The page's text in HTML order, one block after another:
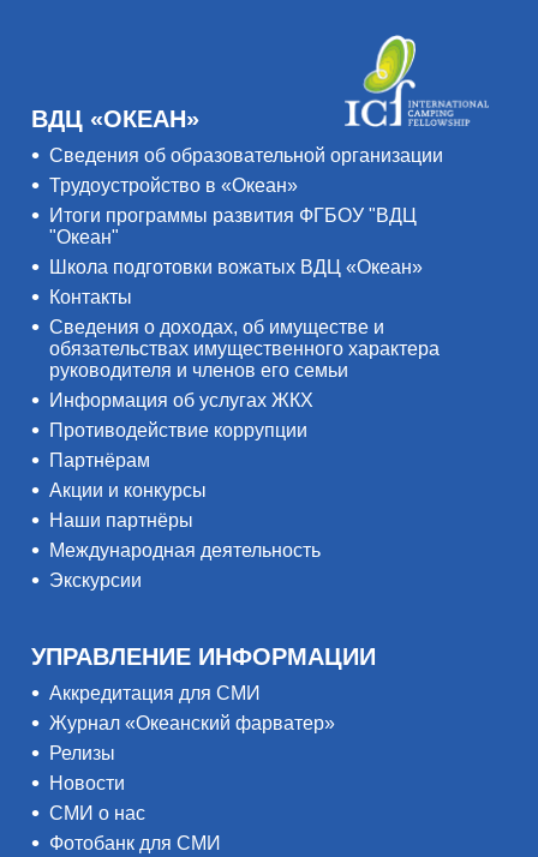
ВДЦ «ОКЕАН»
Сведения об образовательной организации
Трудоустройство в «Океан»
Итоги программы развития ФГБОУ "ВДЦ
"Океан"
Школа подготовки вожатых ВДЦ «Океан»
Контакты
Сведения о доходах, об имуществе и
обязательствах имущественного характера
руководителя и членов его семьи
Информация об услугах ЖКХ
Противодействие коррупции
Партнёрам
Акции и конкурсы
Наши партнёры
Международная деятельность
Экскурсии
УПРАВЛЕНИЕ ИНФОРМАЦИИ
Аккредитация для СМИ
Журнал «Океанский фарватер»
Релизы
Новости
СМИ о нас
Фотобанк для СМИ